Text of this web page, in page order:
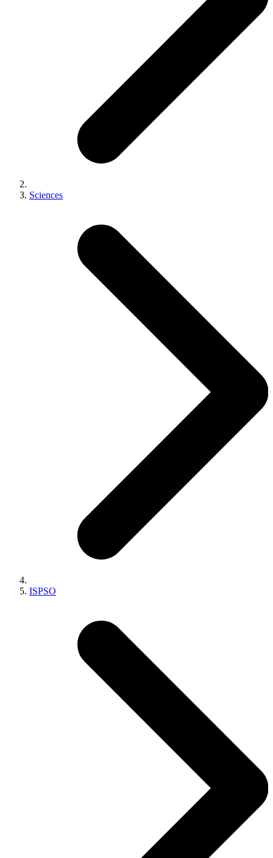
Sciences
ISPSO